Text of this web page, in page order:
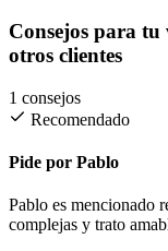
Consejos para tu
otros clientes
1 consejos
Recomendado
Pide por Pablo
Pablo es mencionado
complejas y trato